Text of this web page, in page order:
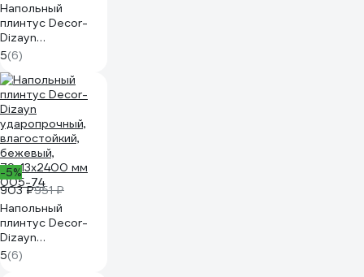
Напольный
плинтус Decor-
Dizayn
ударопрочный,
влагостойкий,
юрский мрамор,
79х13х2400 мм
005-10
5(6)
-5%
903 ₽951 ₽
Напольный
плинтус Decor-
Dizayn
ударопрочный,
влагостойкий,
5(6)